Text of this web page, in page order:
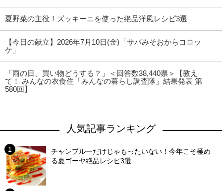
夏野菜の主役！ズッキーニを使った絶品洋風レシピ3選
【今日の献立】2026年7月10日(金)「サバみそおからコロッ
ケ」
「雨の日、買い物どうする？」＜回答数38,440票＞【教え
て！ みんなの衣食住「みんなの暮らし調査隊」結果発表 第
580回】
人気記事ランキング
チャンプルーだけじゃもったいない！今年こそ極め
る夏ゴーヤ絶品レシピ3選